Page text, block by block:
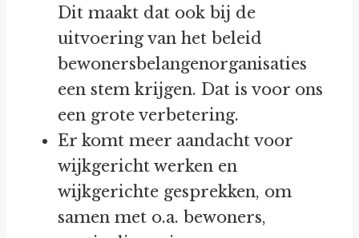
Dit maakt dat ook bij de
uitvoering van het beleid
bewonersbelangenorganisaties
een stem krijgen. Dat is voor ons
een grote verbetering.
Er komt meer aandacht voor
wijkgericht werken en
wijkgerichte gesprekken, om
samen met o.a. bewoners,